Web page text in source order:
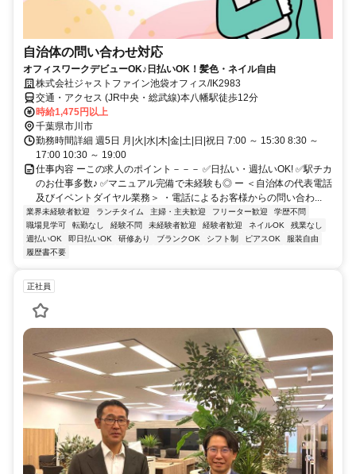
自治体の問い合わせ対応
オフィスワークデビューOK♪日払いOK！髪色・ネイル自由
株式会社ジャストファイン池袋オフィス/IK2983
交通・アクセス (JR中央・総武線)本八幡駅徒歩12分
時給1,475円以上
千葉県市川市
勤務時間詳細 週5日 月|火|水|木|金|土|日|祝日 7:00 ～ 15:30 8:30 ～
17:00 10:30 ～ 19:00
仕事内容 ーこの求人のポイント－－－ ✅日払い・週払いOK! ✅駅チカ
のお仕事多数♪ ✅マニュアル完備で未経験も◎ ー ＜自治体の代表電話
及びイベントダイヤル業務＞ ・電話によるお客様からの問い合わ...
業界未経験者歓迎 ランチタイム 主婦・主夫歓迎 フリーター歓迎
学歴不問
職場見学可
転勤なし 経験不問 未経験者歓迎 経験者歓迎 ネイルOK
残業なし
週払いOK
即日払いOK 研修あり ブランクOK シフト制 ピアスOK
服装自由
履歴書不要
正社員